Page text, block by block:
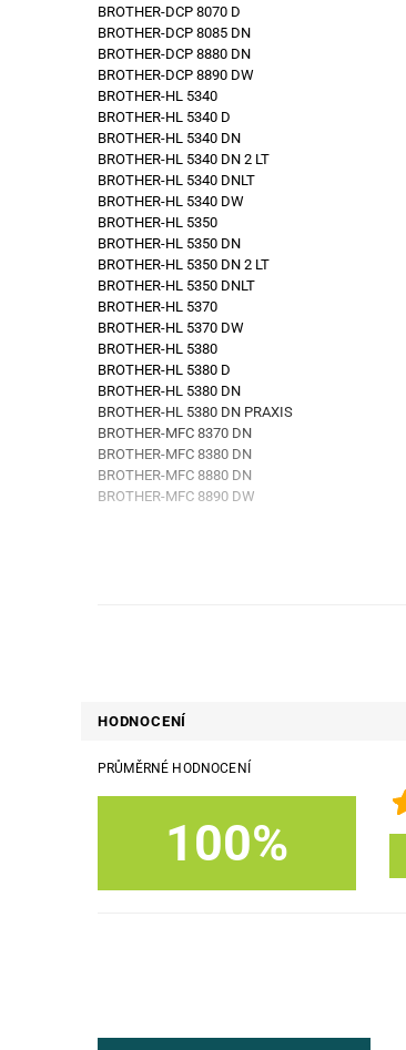
BROTHER-DCP 8070 D
BROTHER-DCP 8085 DN
BROTHER-DCP 8880 DN
BROTHER-DCP 8890 DW
BROTHER-HL 5340
BROTHER-HL 5340 D
BROTHER-HL 5340 DN
BROTHER-HL 5340 DN 2 LT
BROTHER-HL 5340 DNLT
BROTHER-HL 5340 DW
BROTHER-HL 5350
BROTHER-HL 5350 DN
BROTHER-HL 5350 DN 2 LT
BROTHER-HL 5350 DNLT
BROTHER-HL 5370
BROTHER-HL 5370 DW
BROTHER-HL 5380
BROTHER-HL 5380 D
BROTHER-HL 5380 DN
BROTHER-HL 5380 DN PRAXIS
BROTHER-MFC 8370 DN
BROTHER-MFC 8380 DN
BROTHER-MFC 8880 DN
BROTHER-MFC 8890 DW
HODNOCENÍ
PRŮMĚRNÉ HODNOCENÍ
100%